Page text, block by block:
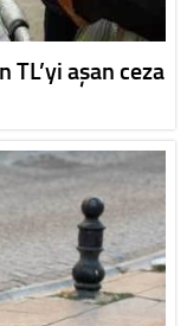
aşan ceza